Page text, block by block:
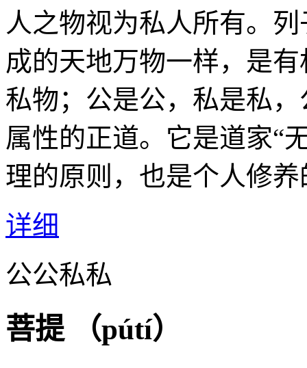
人之物视为私人所有。
成的天地万物一样，是
私物；公是公，私是私
属性的正道。它是道家“
理的原则，也是个人修
详细
公公私私
菩提 （pútí）